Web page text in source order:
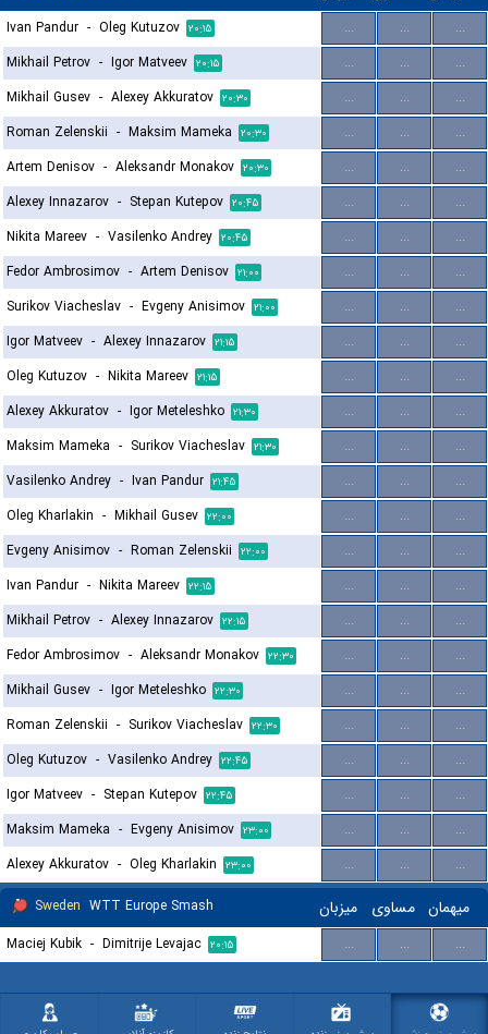
Ivan Pandur - Oleg Kutuzov ۲۰:۱۵ ... ...
...
Mikhail Petrov - Igor Matveev ۲۰:۱۵ ... ...
...
Mikhail Gusev - Alexey Akkuratov ۲۰:۳۰ ... ...
...
Roman Zelenskii - Maksim Mameka ۲۰:۳۰ ... ...
...
Artem Denisov - Aleksandr Monakov ۲۰:۳۰ ... ...
...
Alexey Innazarov - Stepan Kutepov ۲۰:۴۵ ... ...
...
Nikita Mareev - Vasilenko Andrey ۲۰:۴۵ ... ...
...
Fedor Ambrosimov - Artem Denisov ۲۱:۰۰ ... ...
...
Surikov Viacheslav - Evgeny Anisimov ۲۱:۰۰ ... ...
...
Igor Matveev - Alexey Innazarov ۲۱:۱۵ ... ...
...
Oleg Kutuzov - Nikita Mareev ۲۱:۱۵ ... ...
...
Alexey Akkuratov - Igor Meteleshko ۲۱:۳۰ ... ...
...
Maksim Mameka - Surikov Viacheslav ۲۱:۳۰ ... ...
...
Vasilenko Andrey - Ivan Pandur ۲۱:۴۵ ... ...
...
Oleg Kharlakin - Mikhail Gusev ۲۲:۰۰ ... ...
...
Evgeny Anisimov - Roman Zelenskii ۲۲:۰۰ ... ...
...
Ivan Pandur - Nikita Mareev ۲۲:۱۵ ... ...
...
Mikhail Petrov - Alexey Innazarov ۲۲:۱۵ ... ...
...
Fedor Ambrosimov - Aleksandr Monakov ۲۲:۳۰ ... ...
...
Mikhail Gusev - Igor Meteleshko ۲۲:۳۰ ... ...
...
Roman Zelenskii - Surikov Viacheslav ۲۲:۳۰ ... ...
...
Oleg Kutuzov - Vasilenko Andrey ۲۲:۴۵ ... ...
...
Igor Matveev - Stepan Kutepov ۲۲:۴۵ ... ...
...
Maksim Mameka - Evgeny Anisimov ۲۳:۰۰ ... ...
...
Alexey Akkuratov - Oleg Kharlakin ۲۳:۰۰ ... ...
...
Sweden WTT Europe Smash میزبان مساوی میهمان
Maciej Kubik - Dimitrije Levajac ۲۰:۱۵ ... ... ...